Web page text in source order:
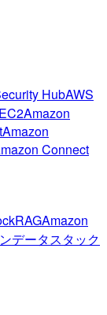
HubAWS
Amazon
Amazon
Connect
RAGAmazon
データスタック